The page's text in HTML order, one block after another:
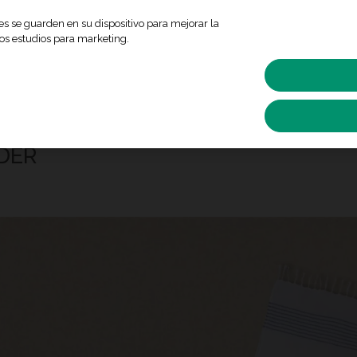
ANALÓGICO
se guarden en su dispositivo para mejorar la
estudios para marketing.